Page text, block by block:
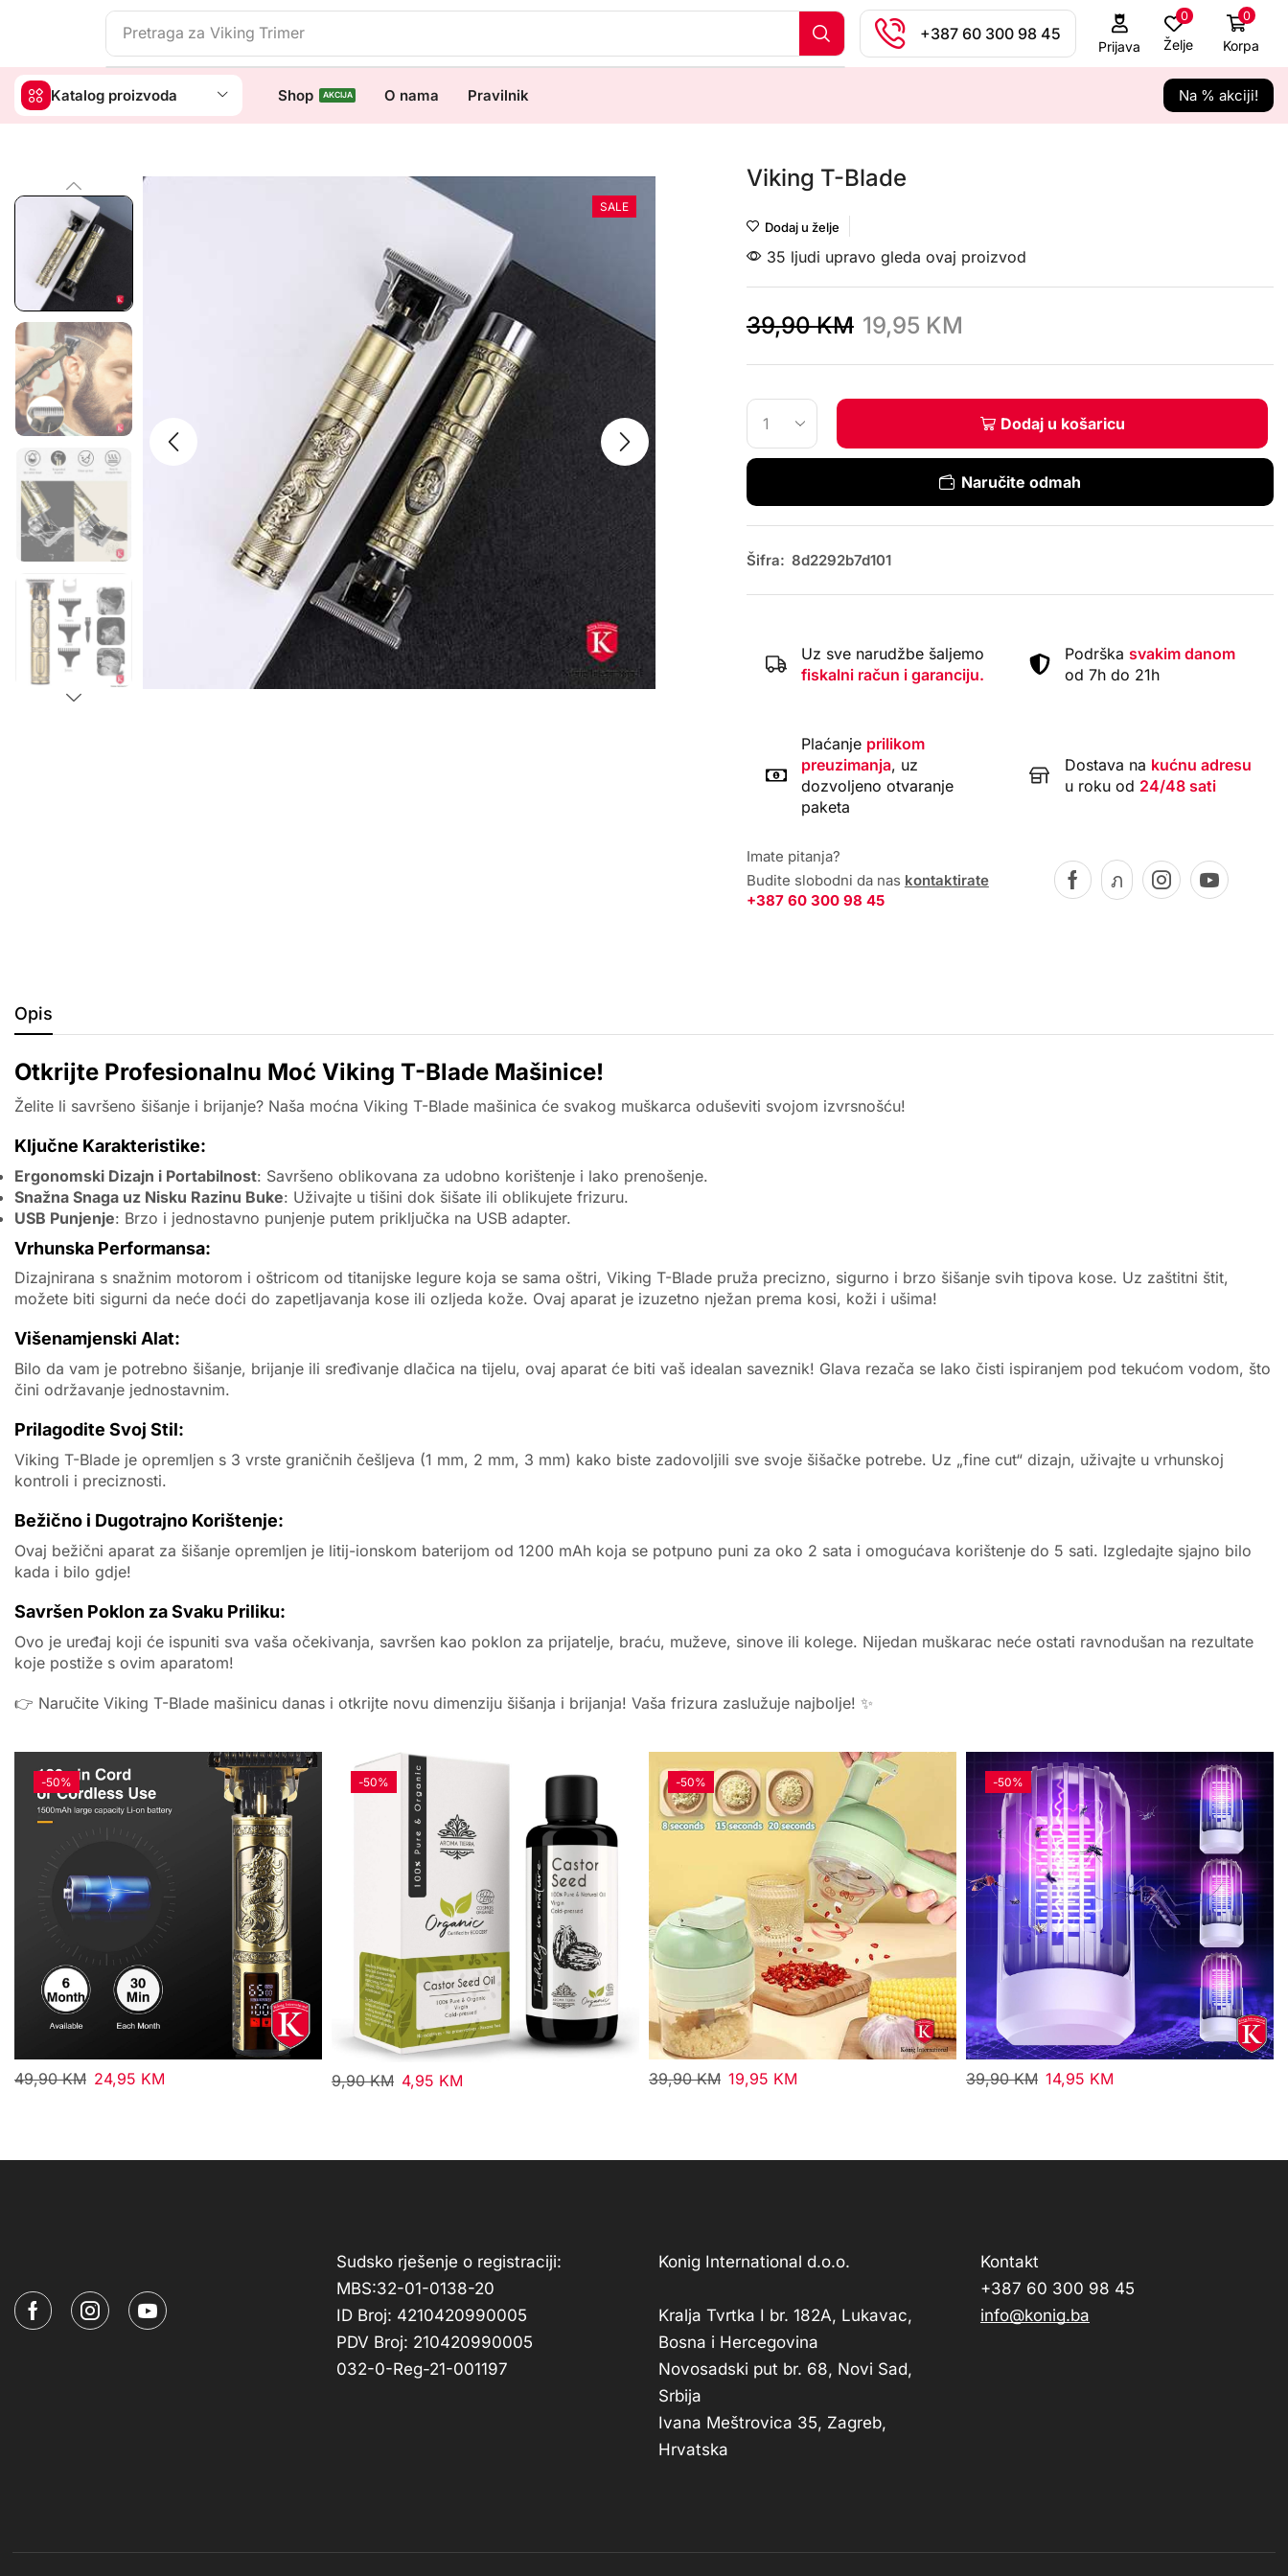
Pretraga za Viking Trimer +387 60 300 98 45
Prijava
0
Želje
0
Korpa
Katalog proizvoda Shop AKCIJA O nama Pravilnik Na % akciji!
SALE
Viking T-Blade
Dodaj u želje
35 ljudi upravo gleda ovaj proizvod
39,90KM 19,95 KM
Dodaj u košaricu
Naručite odmah
Šifra: 8d2292b7d101
Uz sve narudžbe šaljemo
fiskalni račun i garanciju.
Podrška svakim danom
od 7h do 21h
Plaćanje prilikom
preuzimanja, uz
dozvoljeno otvaranje
paketa
Dostava na kućnu adresu
u roku od 24/48 sati
Imate pitanja?
Budite slobodni da nas kontaktirate
+387 60 300 98 45
Opis
Otkrijte Profesionalnu Moć Viking T-Blade Mašinice!
Želite li savršeno šišanje i brijanje? Naša moćna Viking T-Blade mašinica će svakog muškarca oduševiti svojom izvrsnošću!
Ključne Karakteristike:
Ergonomski Dizajn i Portabilnost: Savršeno oblikovana za udobno korištenje i lako prenošenje.
Snažna Snaga uz Nisku Razinu Buke: Uživajte u tišini dok šišate ili oblikujete frizuru.
USB Punjenje: Brzo i jednostavno punjenje putem priključka na USB adapter.
Vrhunska Performansa:
Dizajnirana s snažnim motorom i oštricom od titanijske legure koja se sama oštri, Viking T-Blade pruža precizno, sigurno i brzo šišanje svih tipova kose. Uz zaštitni štit,
možete biti sigurni da neće doći do zapetljavanja kose ili ozljeda kože. Ovaj aparat je izuzetno nježan prema kosi, koži i ušima!
Višenamjenski Alat:
Bilo da vam je potrebno šišanje, brijanje ili sređivanje dlačica na tijelu, ovaj aparat će biti vaš idealan saveznik! Glava rezača se lako čisti ispiranjem pod tekućom vodom, što
čini održavanje jednostavnim.
Prilagodite Svoj Stil:
Viking T-Blade je opremljen s 3 vrste graničnih češljeva (1 mm, 2 mm, 3 mm) kako biste zadovoljili sve svoje šišačke potrebe. Uz „fine cut“ dizajn, uživajte u vrhunskoj
kontroli i preciznosti.
Bežično i Dugotrajno Korištenje:
Ovaj bežični aparat za šišanje opremljen je litij-ionskom baterijom od 1200 mAh koja se potpuno puni za oko 2 sata i omogućava korištenje do 5 sati. Izgledajte sjajno bilo
kada i bilo gdje!
Savršen Poklon za Svaku Priliku:
Ovo je uređaj koji će ispuniti sva vaša očekivanja, savršen kao poklon za prijatelje, braću, muževe, sinove ili kolege. Nijedan muškarac neće ostati ravnodušan na rezultate
koje postiže s ovim aparatom!
👉 Naručite Viking T-Blade mašinicu danas i otkrijte novu dimenziju šišanja i brijanja! Vaša frizura zaslužuje najbolje! ✨
-50%
49,90KM 24,95 KM
-50%
9,90KM 4,95 KM
-50%
39,90KM 19,95 KM
-50%
39,90KM 14,95 KM
Sudsko rješenje o registraciji:
MBS:32-01-0138-20
ID Broj: 4210420990005
PDV Broj: 210420990005
032-0-Reg-21-001197
Konig International d.o.o.
Kralja Tvrtka I br. 182A, Lukavac,
Bosna i Hercegovina
Novosadski put br. 68, Novi Sad,
Srbija
Ivana Meštrovica 35, Zagreb,
Hrvatska
Kontakt
+387 60 300 98 45
info@konig.ba